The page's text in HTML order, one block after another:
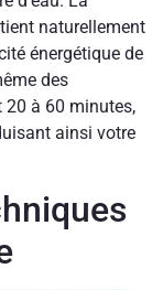
naturellement
énergétique de
des
à 60 minutes,
ainsi votre